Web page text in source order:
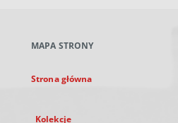
karcie
MAPA STRONY
Strona główna
Kolekcje